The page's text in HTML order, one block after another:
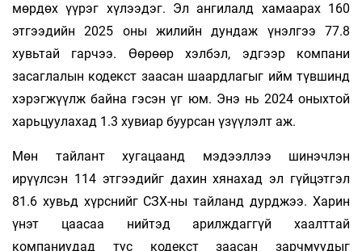
мөрдөх үүрэг хүлээдэг. Эл ангилалд хамаарах 160
этгээдийн 2025 оны жилийн дундаж үнэлгээ 77.8
хувьтай гарчээ. Өөрөөр хэлбэл, эдгээр компани
засаглалын кодекст заасан шаардлагыг ийм түвшинд
хэрэгжүүлж байна гэсэн үг юм. Энэ нь 2024 оныхтой
харьцуулахад 1.3 хувиар буурсан үзүүлэлт аж.
Мөн тайлант хугацаанд мэдээллээ шинэчлэн
ирүүлсэн 114 этгээдийг дахин хянахад эл гүйцэтгэл
81.6 хувьд хүрснийг СЗХ-ны тайланд дурджээ. Харин
үнэт цаасаа нийтэд арилждаггүй хаалттай
компаниудад тус кодекст заасан зарчмуудыг